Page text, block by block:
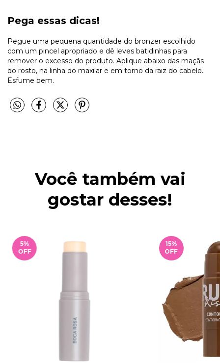
Pega essas dicas!
Pegue uma pequena quantidade do bronzer escolhido
com um pincel apropriado e dê leves batidinhas para
remover o excesso do produto. Aplique abaixo das maçãs
do rosto, na linha do maxilar e em torno da raiz do cabelo.
Esfume bem.
Você também vai
gostar desses!
5%
OFF
15%
OFF